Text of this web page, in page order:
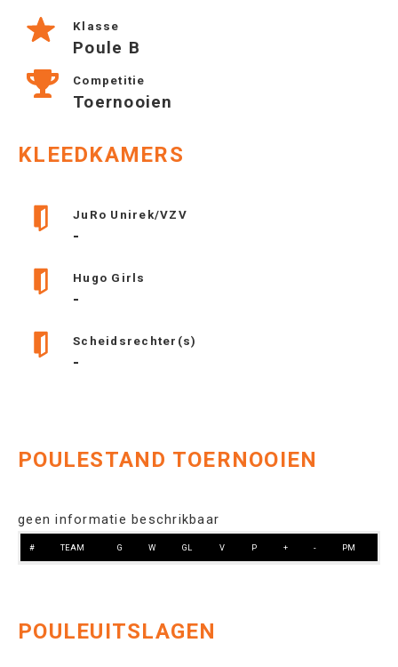
Klasse
Poule B
Competitie
Toernooien
KLEEDKAMERS
JuRo Unirek/VZV
-
Hugo Girls
-
Scheidsrechter(s)
-
POULESTAND TOERNOOIEN
geen informatie beschrikbaar
# TEAM G W GL V P + - PM
POULEUITSLAGEN